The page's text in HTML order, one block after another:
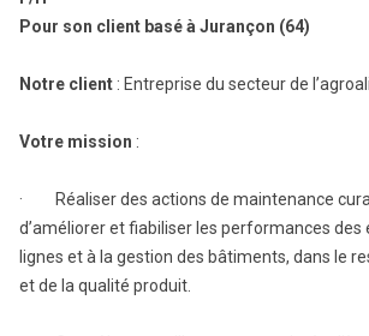
Pour son client basé à Jurançon (64)
Notre client : Entreprise du secteur de
Votre mission :
· Réaliser des actions de maintenance
d’améliorer et fiabiliser les performances
lignes et à la gestion des bâtiments, dans le
et de la qualité produit.